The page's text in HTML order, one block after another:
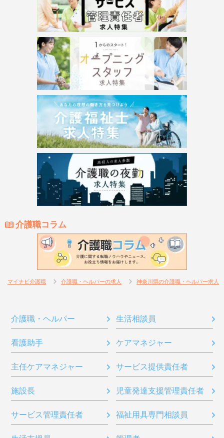
介護職コラム
マイナビ介護職 介護職・ヘルパーの求人 神奈川県の介護職・ヘルパー求人
介護職・ヘルパー 生活相談員
看護助手 ケアマネジャー
主任ケアマネジャー サービス提供責任者
施設長 児童発達支援管理責任者
サービス管理責任者 福祉用具専門相談員